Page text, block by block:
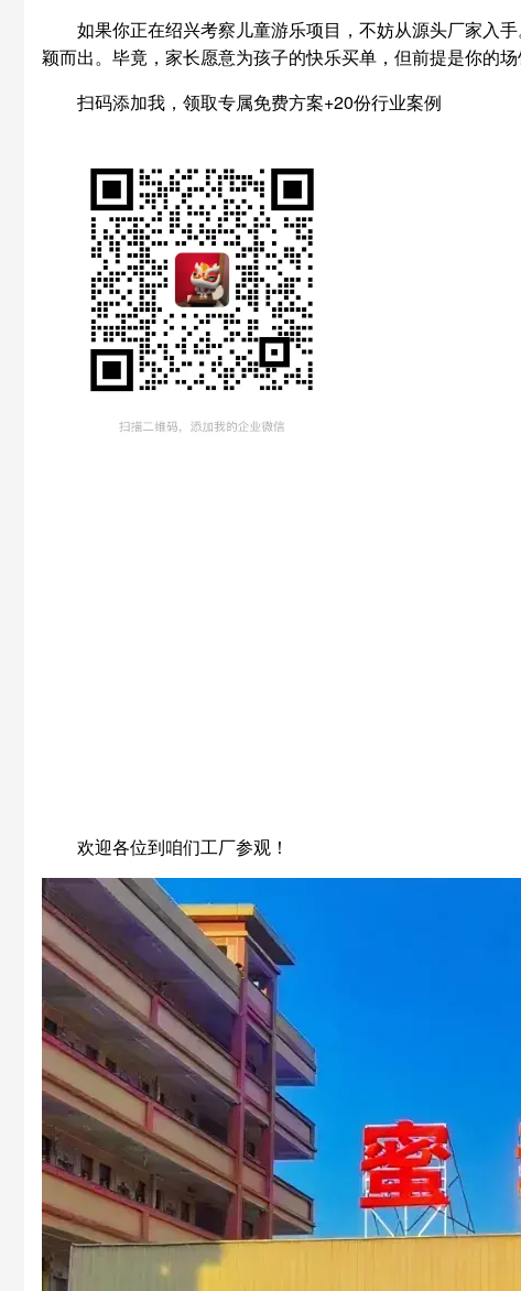
如果你正在绍兴考察儿童游乐项目，不妨从源头厂家入
颖而出。毕竟，家长愿意为孩子的快乐买单，但前提是你的
扫码添加我，领取专属免费方案+20份行业案例
欢迎各位到咱们工厂参观！